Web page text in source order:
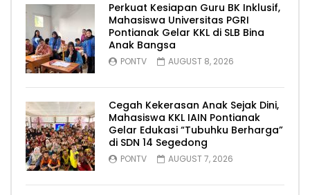
Perkuat Kesiapan Guru BK Inklusif,
Mahasiswa Universitas PGRI
Pontianak Gelar KKL di SLB Bina
Anak Bangsa
PONTV AUGUST 8, 2026
Cegah Kekerasan Anak Sejak Dini,
Mahasiswa KKL IAIN Pontianak
Gelar Edukasi “Tubuhku Berharga”
di SDN 14 Segedong
PONTV AUGUST 7, 2026